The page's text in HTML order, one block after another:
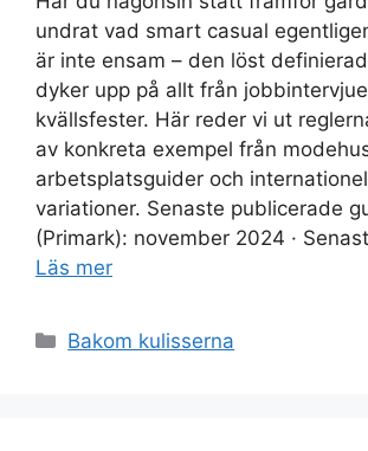
undrat vad smart casual
är inte ensam – den löst
dyker upp på allt från
kvällsfester. Här reder vi ut
av konkreta exempel från
arbetsplatsguider och
variationer. Senaste publicerade
(Primark): november 2024 ·
Läs mer
Kategorier
Bakom kulisserna